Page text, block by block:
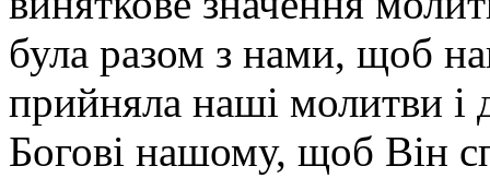
була разом з нами, щоб
прийняла наші молитви і
Богові нашому, щоб Він